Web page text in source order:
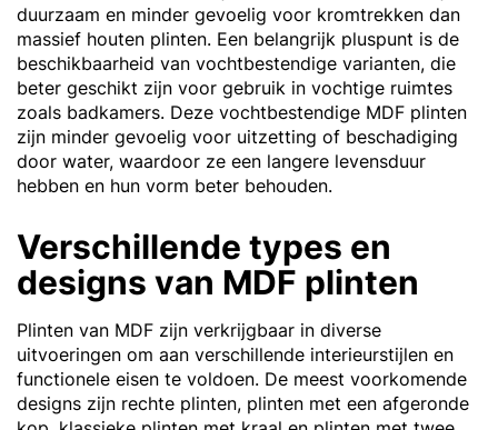
duurzaam en minder gevoelig voor kromtrekken dan
massief houten plinten. Een belangrijk pluspunt is de
beschikbaarheid van vochtbestendige varianten, die
beter geschikt zijn voor gebruik in vochtige ruimtes
zoals badkamers. Deze vochtbestendige MDF plinten
zijn minder gevoelig voor uitzetting of beschadiging
door water, waardoor ze een langere levensduur
hebben en hun vorm beter behouden.
Verschillende types en
designs van MDF plinten
Plinten van MDF zijn verkrijgbaar in diverse
uitvoeringen om aan verschillende interieurstijlen en
functionele eisen te voldoen. De meest voorkomende
designs zijn rechte plinten, plinten met een afgeronde